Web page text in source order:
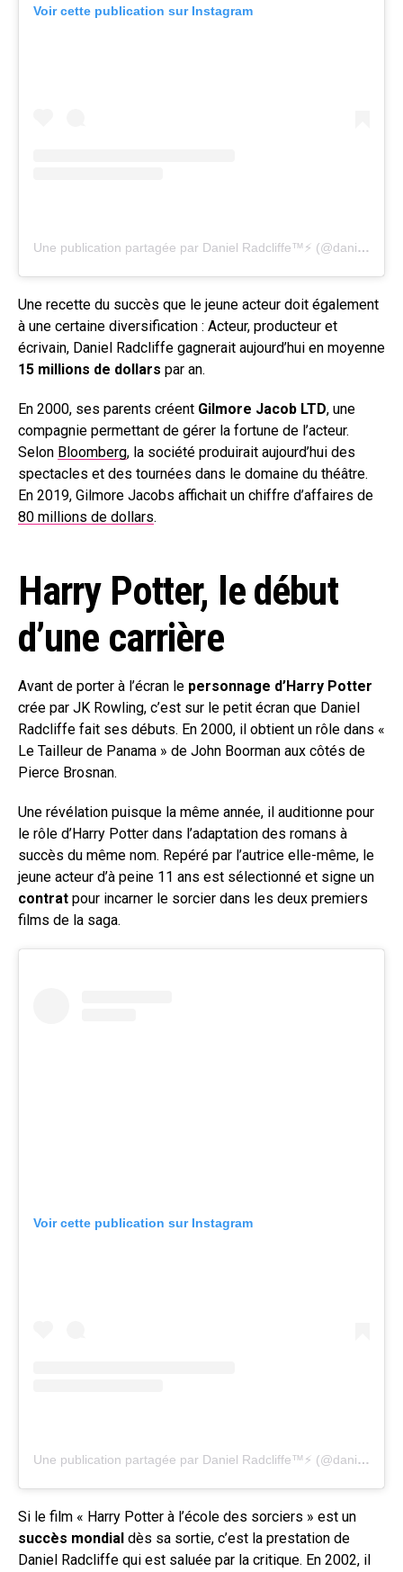
Voir cette publication sur Instagram
Une publication partagée par Daniel Radcliffe™⚡ (@daniel.radcliff.official)
Une recette du succès que le jeune acteur doit également
à une certaine diversification : Acteur, producteur et
écrivain, Daniel Radcliffe gagnerait aujourd’hui en moyenne
15 millions de dollars par an.
En 2000, ses parents créent Gilmore Jacob LTD, une
compagnie permettant de gérer la fortune de l’acteur.
Selon Bloomberg, la société produirait aujourd’hui des
spectacles et des tournées dans le domaine du théâtre.
En 2019, Gilmore Jacobs affichait un chiffre d’affaires de
80 millions de dollars.
Harry Potter, le début
d’une carrière
Avant de porter à l’écran le personnage d’Harry Potter
crée par JK Rowling, c’est sur le petit écran que Daniel
Radcliffe fait ses débuts. En 2000, il obtient un rôle dans «
Le Tailleur de Panama » de John Boorman aux côtés de
Pierce Brosnan.
Une révélation puisque la même année, il auditionne pour
le rôle d’Harry Potter dans l’adaptation des romans à
succès du même nom. Repéré par l’autrice elle-même, le
jeune acteur d’à peine 11 ans est sélectionné et signe un
contrat pour incarner le sorcier dans les deux premiers
films de la saga.
Voir cette publication sur Instagram
Une publication partagée par Daniel Radcliffe™⚡ (@daniel.radcliff.official)
Si le film « Harry Potter à l’école des sorciers » est un
succès mondial dès sa sortie, c’est la prestation de
Daniel Radcliffe qui est saluée par la critique. En 2002, il